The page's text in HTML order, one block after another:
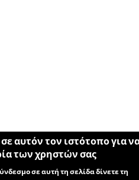
αυτόν τον ιστότοπο για
των χρηστών σας
σε αυτή τη σελίδα δίνετε τη